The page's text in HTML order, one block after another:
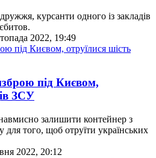
курсанти одного із закладів
2022, 19:49
під Києвом,
ЗСУ
навмисно залишити контейнер з
для того, щоб отруїти українських
2022, 20:12